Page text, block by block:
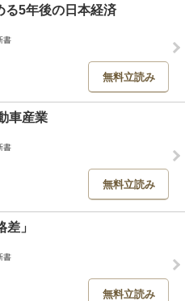
る5年後の日本経済
書
無料立読み
車産業
書
無料立読み
」
書
無料立読み